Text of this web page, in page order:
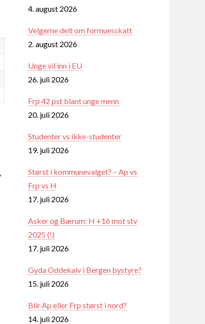
4. august 2026
Velgerne delt om formuesskatt
2. august 2026
Unge vil inn i EU
26. juli 2026
Frp 42 pst blant unge menn
20. juli 2026
Studenter vs ikke-studenter
19. juli 2026
Størst i kommunevalget? – Ap vs
Frp vs H
17. juli 2026
Asker og Bærum: H +16 mot stv
2025 (!)
17. juli 2026
Gyda Oddekalv i Bergen bystyre?
15. juli 2026
Blir Ap eller Frp størst i nord?
14. juli 2026